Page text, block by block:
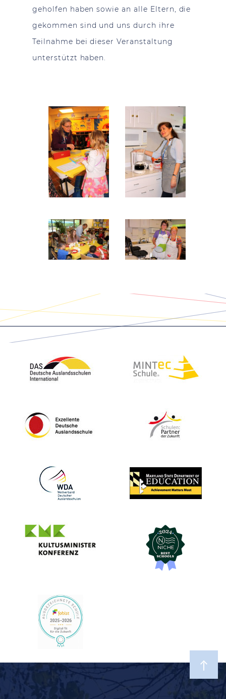
geholfen haben sowie an alle Eltern, die
gekommen sind und uns durch ihre
Teilnahme bei dieser Veranstaltung
unterstützt haben.